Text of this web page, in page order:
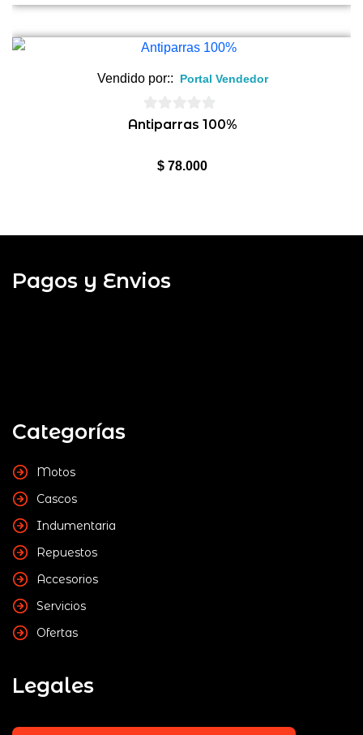
Vendido por:: Portal Vendedor
0
Antiparras 100%
$ 78.000
Pagos y Envios
Categorías
Motos
Cascos
Indumentaria
Repuestos
Accesorios
Servicios
Ofertas
Legales